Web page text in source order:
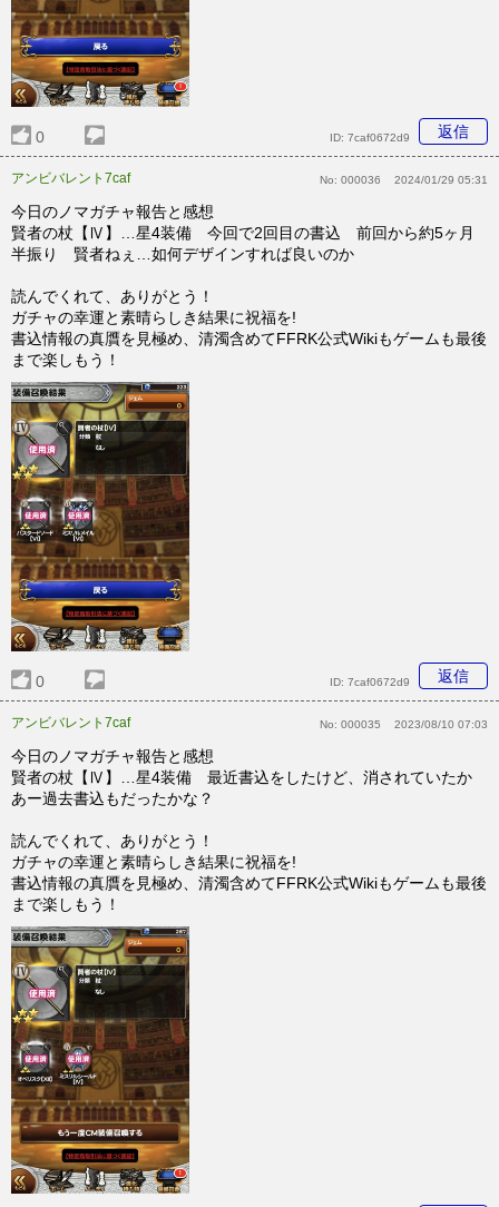
0 返信
ID: 7caf0672d9
アンビバレント7caf No: 000036 2024/01/29 05:31
今日のノマガチャ報告と感想
賢者の杖【Ⅳ】…星4装備 今回で2回目の書込 前回から約5ヶ月
半振り 賢者ねぇ…如何デザインすれば良いのか
読んでくれて、ありがとう！
ガチャの幸運と素晴らしき結果に祝福を!
書込情報の真贋を見極め、清濁含めてFFRK公式Wikiもゲームも最後
まで楽しもう！
0 返信
ID: 7caf0672d9
アンビバレント7caf No: 000035 2023/08/10 07:03
今日のノマガチャ報告と感想
賢者の杖【Ⅳ】…星4装備 最近書込をしたけど、消されていたか
あー過去書込もだったかな？
読んでくれて、ありがとう！
ガチャの幸運と素晴らしき結果に祝福を!
書込情報の真贋を見極め、清濁含めてFFRK公式Wikiもゲームも最後
まで楽しもう！